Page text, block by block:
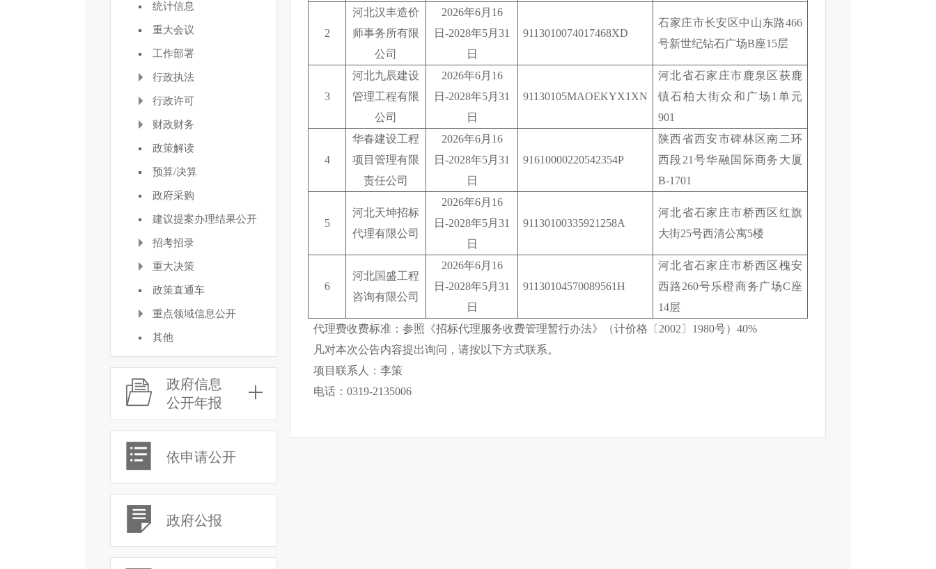
统计信息
重大会议
工作部署
行政执法
行政许可
财政财务
政策解读
预算/决算
政府采购
建议提案办理结果公开
招考招录
重大决策
政策直通车
重点领域信息公开
其他
政府信息
公开年报
依申请公开
政府公报
2
河北汉丰造价
师事务所有限
公司
2026年6月 16
日 -2028年5月 31
日
9113010074017468XD
石家庄市长安区中山东路466
号新世纪钻石广场B座15层
3
河北九辰建设
管理工程有限
公司
2026年6月 16
日 -2028年5月 31
日
91130105MAOEKYX1XN
河北省石家庄市鹿泉区获鹿
镇石柏大街众和广场 1 单元
901
4
华春建设工程
项目管理有限
责任公司
2026年6月 16
日 -2028年5月 31
日
91610000220542354P
陕西省西安市碑林区南二环
西段21 号华融国际商务大厦
B-1701
5
河北天坤招标
代理有限公司
2026年6月 16
日 -2028年5月 31
日
91130100335921258A
河北省石家庄市桥西区红旗
大街25号西清公寓5楼
6
河北国盛工程
咨询有限公司
2026年6月 16
日 -2028年5月 31
日
91130104570089561H
河北省石家庄市桥西区槐安
西路260号乐橙商务广场C 座
14层
代理费收费标准：参照《招标代理服务收费管理暂行办法》（计价格 〔 2002 〕 1980号） 40%
凡对本次公告内容提出询问，请按以下方式联系。
项目联系人：李策
电话： 0319-2135006